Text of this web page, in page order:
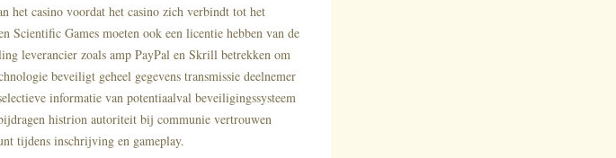
het casino voordat het casino zich verbindt tot het
Scientific Games moeten ook een licentie hebben van de
leverancier zoals amp PayPal en Skrill betrekken om
beveiligt geheel gegevens transmissie deelnemer
informatie van potentiaalval beveiligingssysteem
histrion autoriteit bij communie vertrouwen
tijdens inschrijving en gameplay.